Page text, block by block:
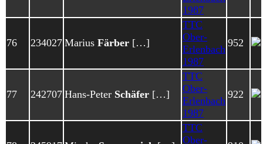
1987
76 234027 Marius Färber […]
TTC
Ober-
Erlenbach
1987
952
77 242707 Hans-Peter Schäfer […]
TTC
Ober-
Erlenbach
1987
922
TTC
Ober-